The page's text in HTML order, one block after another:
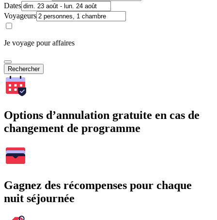
Dates
Voyageurs
Je voyage pour affaires
Rechercher
Options d’annulation gratuite en cas de
changement de programme
Gagnez des récompenses pour chaque
nuit séjournée